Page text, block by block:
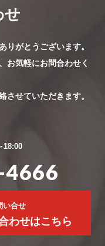
せ
りがとうございます。
お気軽にお問合わせく
させていただきます。
18:00
い合せ
わせはこちら